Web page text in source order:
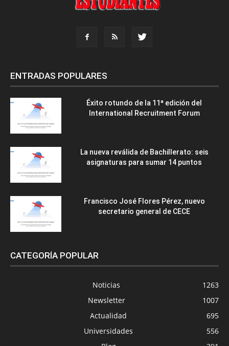
ENTRADAS POPULARES
Éxito rotundo de la 11ª edición del
International Recruitment Forum
La nueva reválida de Bachillerato: seis
asignaturas para sumar 14 puntos
Francisco José Flores Pérez, nuevo
secretario general de CECE
CATEGORÍA POPULAR
Noticias
1263
Newsletter
1007
Actualidad
695
Universidades
556